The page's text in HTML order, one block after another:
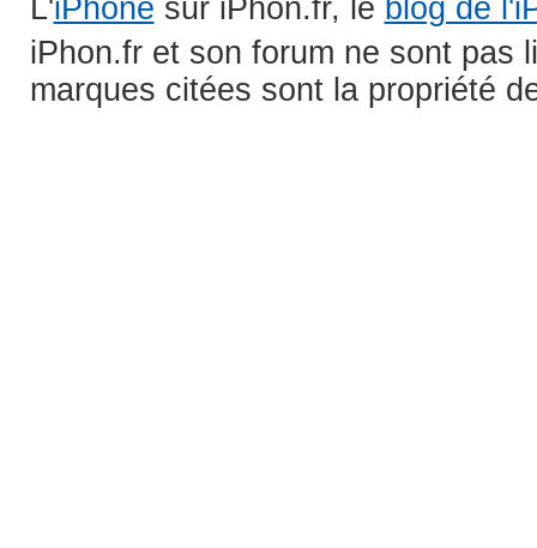
L'iPhone sur iPhon.fr, le blog de
iPhon.fr et son forum ne sont pas
marques citées sont la propriété